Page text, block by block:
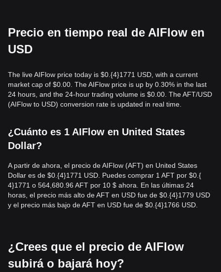
Precio en tiempo real de AIFlow en
USD
The live AIFlow price today is $0.{​4}1771 USD, with a current
market cap of $0.00. The AIFlow price is up by 0.30% in the last
24 hours, and the 24-hour trading volume is $0.00. The AFT/USD
(AIFlow to USD) conversion rate is updated in real time.
¿Cuánto es 1 AIFlow en United States
Dollar?
A partir de ahora, el precio de AIFlow (AFT) en United States
Dollar es de $0.{​4}1771 USD. Puedes comprar 1 AFT por $0.{​
4}1771 o 564,680.96 AFT por 10 $ ahora. En las últimas 24
horas, el precio más alto de AFT en USD fue de $0.{​4}1779 USD
y el precio más bajo de AFT en USD fue de $0.{​4}1766 USD.
¿Crees que el precio de AIFlow
subirá o bajará hoy?